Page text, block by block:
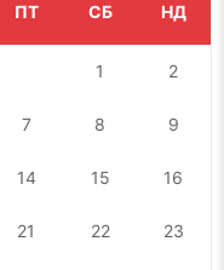
ПТ СБ НД
1 2
7 8 9
14 15 16
21 22 23